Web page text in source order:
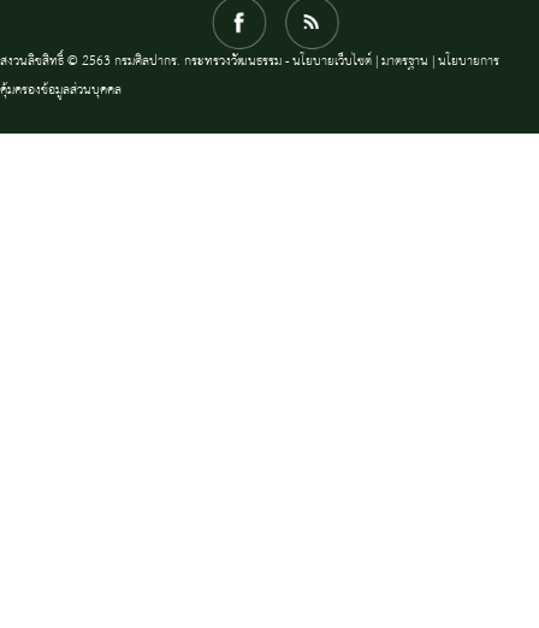
สงวนลิขสิทธิ์ © 2563 กรมศิลปากร. กระทรวงวัฒนธรรม -นโยบายเว็บไซต์|มาตรฐาน |นโยบายการ
คุ้มครองข้อมูลส่วนบุคคล